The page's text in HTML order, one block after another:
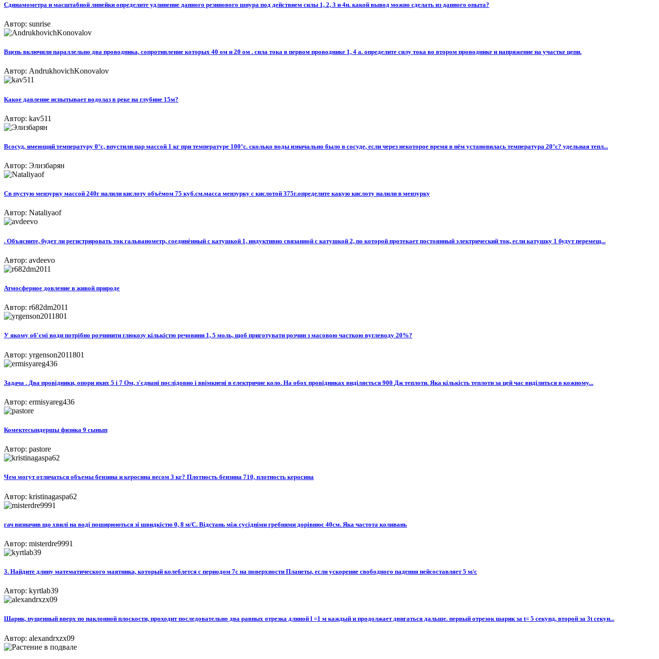
Сдинамометра и масштабной линейки определите удлинение данного резинового шнура под действием силы 1, 2, 3 и 4н. какой вывод можно сделать из данного опыта?
Автор: sunrise
Вцепь включили параллельно два проводника, сопротивление которых 40 ом и 20 ом . сила тока в первом проводнике 1, 4 а. определите силу тока во втором проводнике и напряжение на участке цепи.
Автор: AndrukhovichKonovalov
Какое давление испытывает водолаз в реке на глубине 15м?
Автор: kav511
Всосуд, имеющий температуру 0°с, впустили пар массой 1 кг при температуре 100°с. сколько воды изначально было в сосуде, если через некоторое время в нём установилась температура 20°с? удельная тепл...
Автор: Элизбарян
Св пустую мензурку массой 240г налили кислоту объёмом 75 куб.см.масса мензурку с кислотой 375г.определите какую кислоту налили в мензурку
Автор: Nataliyaof
. Объясните, будет ли регистрировать ток гальванометр, соединѐнный с катушкой 1, индуктивно связанной с катушкой 2, по которой протекает постоянный электрический ток, если катушку 1 будут перемещ...
Автор: avdeevo
Атмосферное довление в живой природе
Автор: r682dm2011
У якому об'ємі води потрібно розчинити глюкозу кількістю речовини 1, 5 моль, щоб приготувати розчин з масовою часткою вуглеводу 20%?
Автор: yrgenson2011801
Задача . Два провідники, опори яких 5 і 7 Ом, з'єднані послідовно і ввімкнені в електричне коло. На обох провідниках виділяється 900 Дж теплоти. Яка кількість теплоти за цей час виділиться в кожному...
Автор: ermisyareg436
Комектесындершы физика ​9 cынып
Автор: pastore
Чем могут отличаться объемы бензина и керосина весом 3 кг? Плотность бензина 710, плотность керосина
Автор: kristinagaspa62
гач визначив що хвилі на воді поширюються зі швидкістю 0, 8 м/С. Відстань між сусідніми гребнями дорівнює 40см. Яка частота коливань
Автор: misterdre9991
3. Найдите длину математического маятника, который колеблется с периодом 7с на поверхности Планеты, если ускорение свободного падення нейсоставляет 5 м/с​
Автор: kyrtlab39
Шарик, пущенный вверх по наклонной плоскости, проходит последовательно два равных отрезка длиной l =1 м каждый и продолжает двигаться дальше. первый отрезок шарик за t= 5 секунд, второй за 3t секун...
Автор: alexandrxzx09